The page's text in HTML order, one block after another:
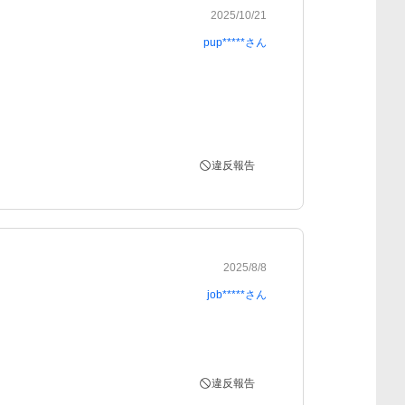
2025/10/21
pup*****さん
違反報告
2025/8/8
job*****さん
違反報告